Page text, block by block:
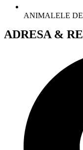
ANIMALELE
ADRESA &